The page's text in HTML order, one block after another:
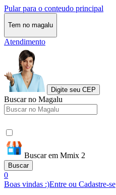
Pular para o conteudo principal
Tem no magalu
Atendimento
Digite seu CEP
Buscar no Magalu
Buscar em Mmix 2
Buscar
0
Boas vindas :)Entre ou Cadastre-se